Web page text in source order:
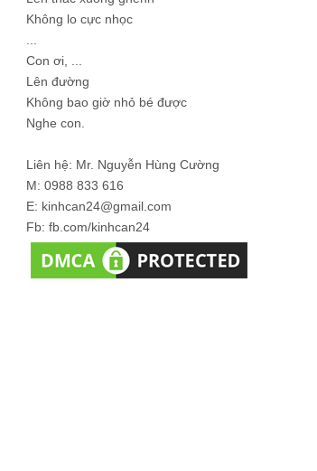
Không lo cực nhọc
Con ơi, ...
Lên đường
Không bao giờ nhỏ bé được
Nghe con.
Liên hệ: Mr. Nguyễn Hùng Cường
M: 0988 833 616
E: kinhcan24@gmail.com
Fb: fb.com/kinhcan24